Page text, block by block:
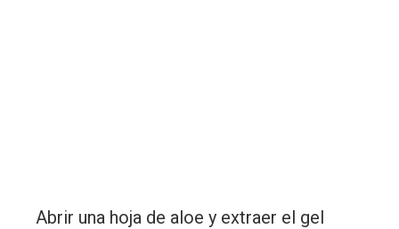
Abrir una hoja de aloe y extraer el gel